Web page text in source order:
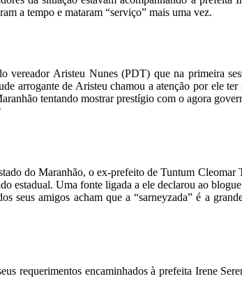
a tempo e mataram “serviço” mais uma vez.
vereador Aristeu Nunes (PDT) que na primeira
arrogante de Aristeu chamou a atenção por ele
tentando mostrar prestígio com o agora
do Maranhão, o ex-prefeito de Tuntum
estadual. Uma fonte ligada a ele declarou ao
seus amigos acham que a “sarneyzada” é a
requerimentos encaminhados à prefeita Irene